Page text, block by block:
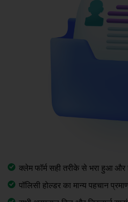
क्लेम फॉर्म सही तरीके से भरा हुआ और
पॉलिसी होल्डर का मान्य पहचान